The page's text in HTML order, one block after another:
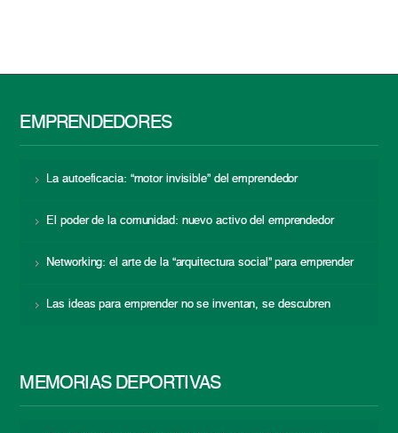
EMPRENDEDORES
La autoeficacia: “motor invisible” del emprendedor
El poder de la comunidad: nuevo activo del emprendedor
Networking: el arte de la “arquitectura social” para emprender
Las ideas para emprender no se inventan, se descubren
MEMORIAS DEPORTIVAS